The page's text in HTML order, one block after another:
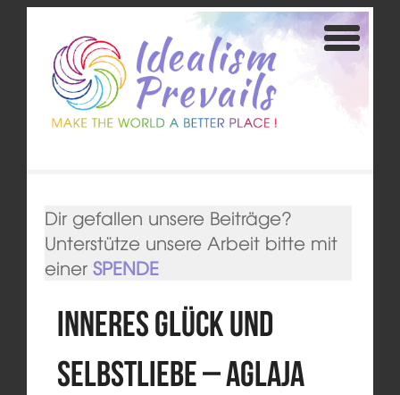
Dir gefallen unsere Beiträge?
Unterstütze unsere Arbeit bitte mit
einer SPENDE
Inneres Glück und
Selbstliebe – Aglaja